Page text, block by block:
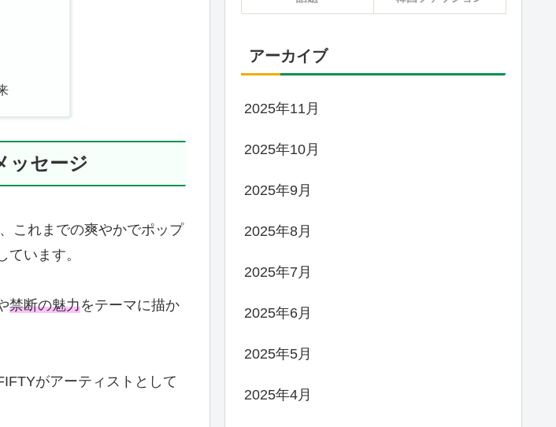
ッセージ
これまでの爽やかでポップ
ています。
禁断の魅力をテーマに描か
がアーティストとして
アーカイブ
2025年11月
2025年10月
2025年9月
2025年8月
2025年7月
2025年6月
2025年5月
2025年4月